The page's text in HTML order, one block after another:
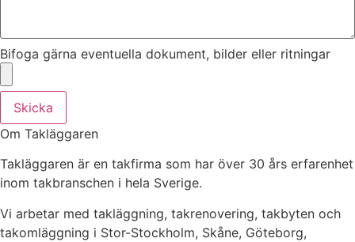
Bifoga gärna eventuella dokument, bilder eller ritningar
Skicka
Om Takläggaren
Takläggaren är en takfirma som har över 30 års erfarenhet
inom takbranschen i hela Sverige.
Vi arbetar med takläggning, takrenovering, takbyten och
takomläggning i Stor-Stockholm, Skåne, Göteborg,